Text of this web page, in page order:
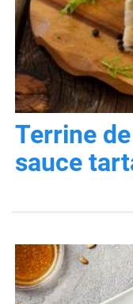
Terrine
sauce